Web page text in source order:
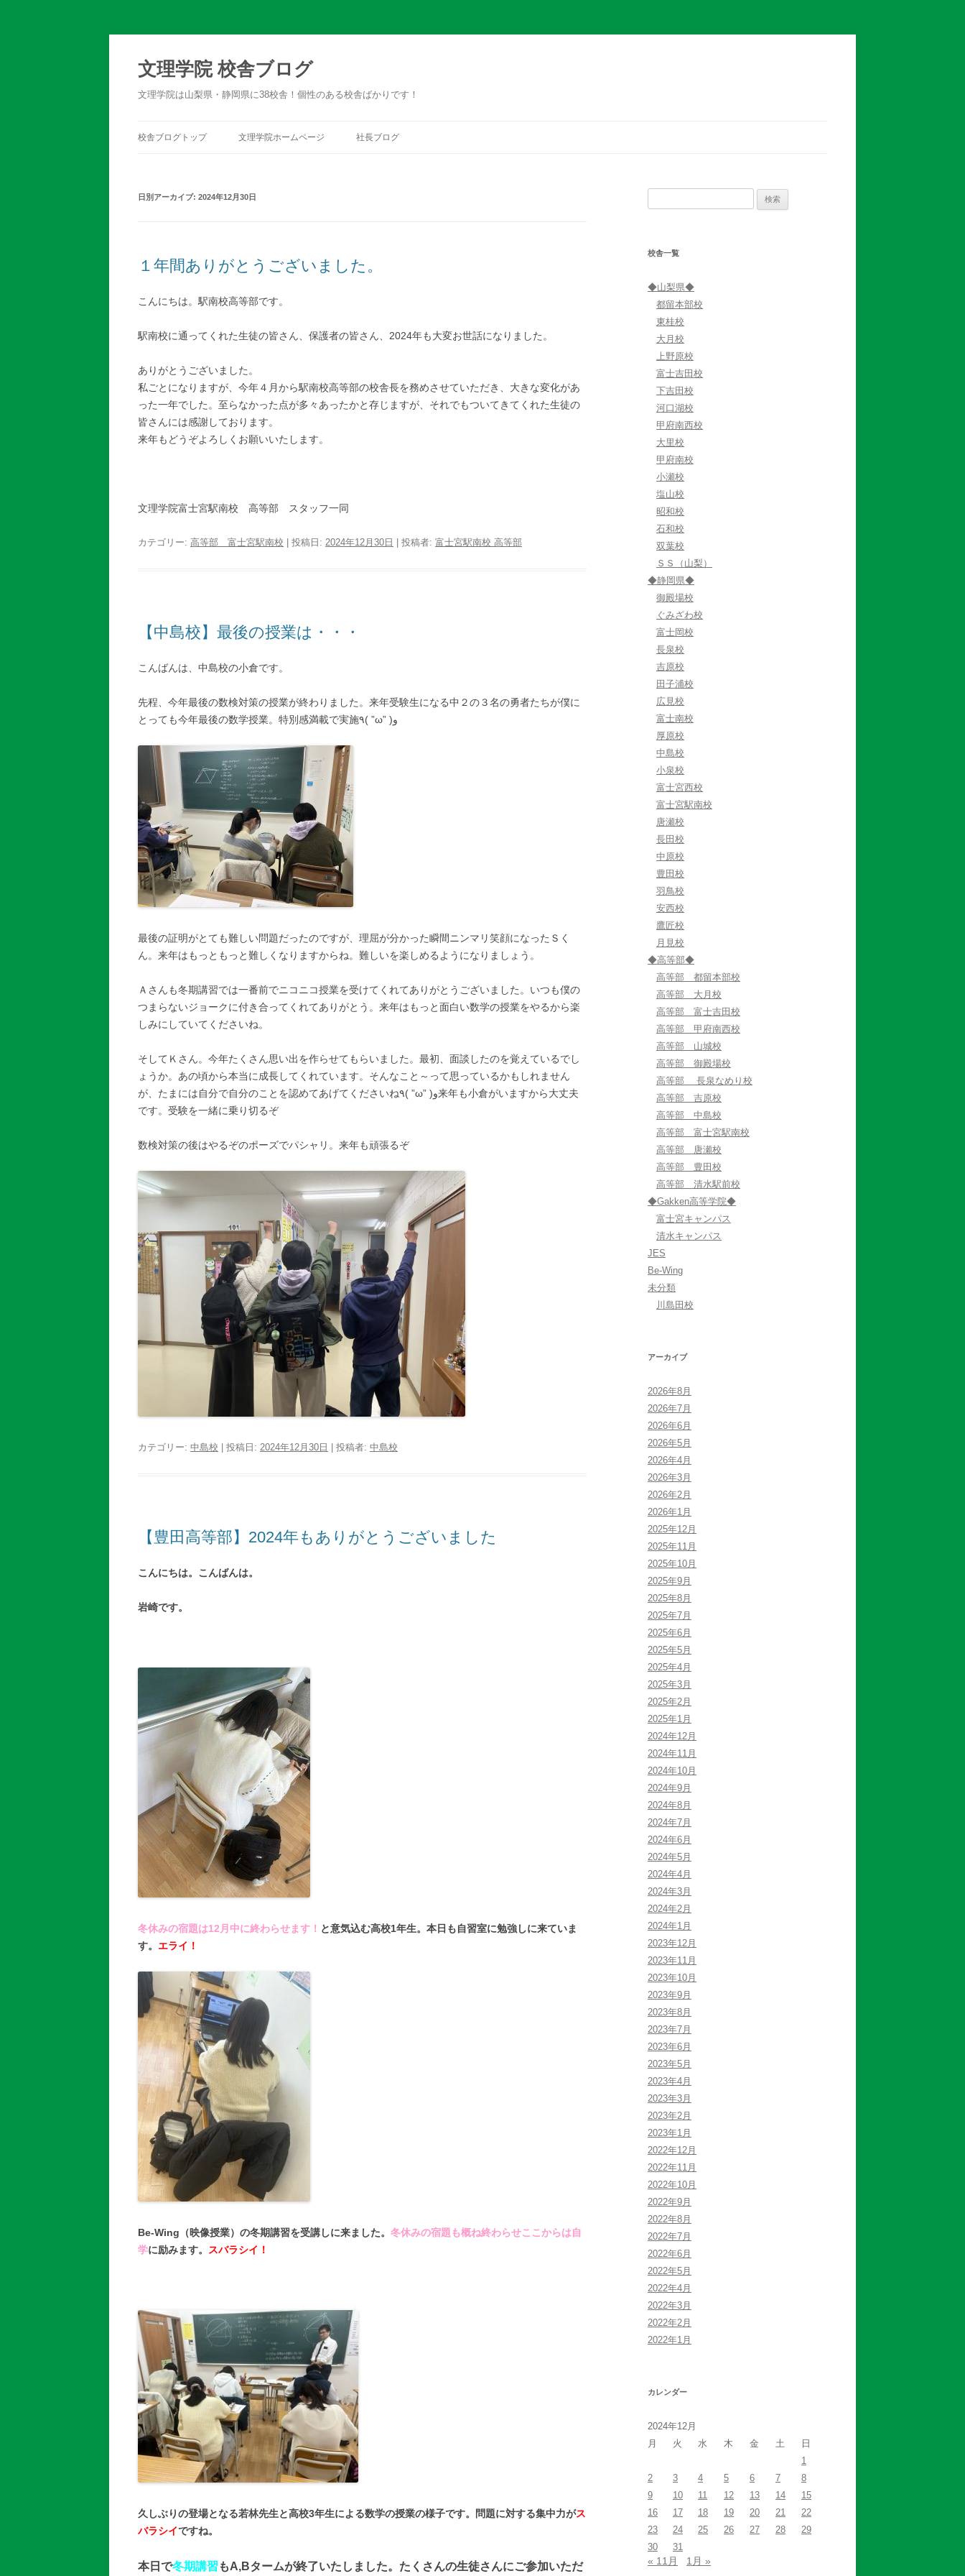
文理学院 校舎ブログ
文理学院は山梨県・静岡県に38校舎！個性のある校舎ばかりです！
校舎ブログトップ 文理学院ホームページ 社長ブログ
日別アーカイブ: 2024年12月30日
１年間ありがとうございました。
こんにちは。駅南校高等部です。
駅南校に通ってくれた生徒の皆さん、保護者の皆さん、2024年も大変お世話になりました。
ありがとうございました。
私ごとになりますが、今年４月から駅南校高等部の校舎長を務めさせていただき、大きな変化があ
った一年でした。至らなかった点が多々あったかと存じますが、それでもついてきてくれた生徒の
皆さんには感謝しております。
来年もどうぞよろしくお願いいたします。
文理学院富士宮駅南校 高等部 スタッフ一同
カテゴリー: 高等部 富士宮駅南校 | 投稿日: 2024年12月30日 投稿者: 富士宮駅南校 高等部
【中島校】最後の授業は・・・
こんばんは、中島校の小倉です。
先程、今年最後の数検対策の授業が終わりました。来年受験生になる中２の３名の勇者たちが僕に
とっても今年最後の数学授業。特別感満載で実施٩( ”ω” )و
最後の証明がとても難しい問題だったのですが、理屈が分かった瞬間ニンマリ笑顔になったＳく
ん。来年はもっともっと難しくなりますからね。難しいを楽しめるようになりましょう。
Ａさんも冬期講習では一番前でニコニコ授業を受けてくれてありがとうございました。いつも僕の
つまらないジョークに付き合ってくれてありがとう。来年はもっと面白い数学の授業をやるから楽
しみにしていてくださいね。
そしてＫさん。今年たくさん思い出を作らせてもらいました。最初、面談したのを覚えているでし
ょうか。あの頃から本当に成長してくれています。そんなこと～って思っているかもしれません
が、たまには自分で自分のことを認めてあげてくださいね٩( ”ω” )و来年も小倉がいますから大丈夫
です。受験を一緒に乗り切るぞ
数検対策の後はやるぞのポーズでパシャリ。来年も頑張るぞ
カテゴリー: 中島校 | 投稿日: 2024年12月30日 投稿者: 中島校
【豊田高等部】2024年もありがとうございました
こんにちは。こんばんは。
岩崎です。
冬休みの宿題は12月中に終わらせます！ と意気込む高校1年生。本日も自習室に勉強しに来ていま
す。 エライ！
Be-Wing（映像授業）の冬期講習を受講しに来ました。 冬休みの宿題も概ね終わらせここからは自
学に励みます。 スバラシイ！
久しぶりの登場となる若林先生と高校3年生による数学の授業の様子です。問題に対する集中力がス
バラシイですね。
本日で冬期講習 もA,Bタームが終了いたしました。たくさんの生徒さんにご参加いただ
校舎一覧
◆山梨県◆
都留本部校
東桂校
大月校
上野原校
富士吉田校
下吉田校
河口湖校
甲府南西校
大里校
甲府南校
小瀬校
塩山校
昭和校
石和校
双葉校
ＳＳ（山梨）
◆静岡県◆
御殿場校
ぐみざわ校
富士岡校
長泉校
吉原校
田子浦校
広見校
富士南校
厚原校
中島校
小泉校
富士宮西校
富士宮駅南校
唐瀬校
長田校
中原校
豊田校
羽鳥校
安西校
鷹匠校
月見校
◆高等部◆
高等部 都留本部校
高等部 大月校
高等部 富士吉田校
高等部 甲府南西校
高等部 山城校
高等部 御殿場校
高等部 長泉なめり校
高等部 吉原校
高等部 中島校
高等部 富士宮駅南校
高等部 唐瀬校
高等部 豊田校
高等部 清水駅前校
◆Gakken高等学院◆
富士宮キャンパス
清水キャンパス
JES
Be-Wing
未分類
川島田校
アーカイブ
2026年8月
2026年7月
2026年6月
2026年5月
2026年4月
2026年3月
2026年2月
2026年1月
2025年12月
2025年11月
2025年10月
2025年9月
2025年8月
2025年7月
2025年6月
2025年5月
2025年4月
2025年3月
2025年2月
2025年1月
2024年12月
2024年11月
2024年10月
2024年9月
2024年8月
2024年7月
2024年6月
2024年5月
2024年4月
2024年3月
2024年2月
2024年1月
2023年12月
2023年11月
2023年10月
2023年9月
2023年8月
2023年7月
2023年6月
2023年5月
2023年4月
2023年3月
2023年2月
2023年1月
2022年12月
2022年11月
2022年10月
2022年9月
2022年8月
2022年7月
2022年6月
2022年5月
2022年4月
2022年3月
2022年2月
2022年1月
カレンダー
2024年12月
月
火 水 木 金 土
日
1
2
3 4 5 6 7
8
9
10 11 12 13 14
15
16
17 18 19 20 21
22
23
24 25 26 27 28
29
30
31
« 11月 1月 »